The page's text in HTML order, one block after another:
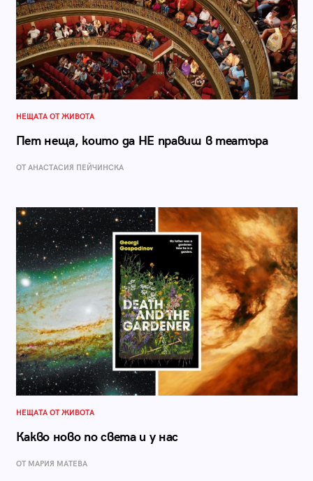
НЕЩАТА ОТ ЖИВОТА
Пет неща, които да НЕ правиш в театъра
ОТ AНАСТАСИЯ ПЕЙЧИНСКА
НЕЩАТА ОТ ЖИВОТА
Какво ново по света и у нас
ОТ МАРИЯ МАТЕВА